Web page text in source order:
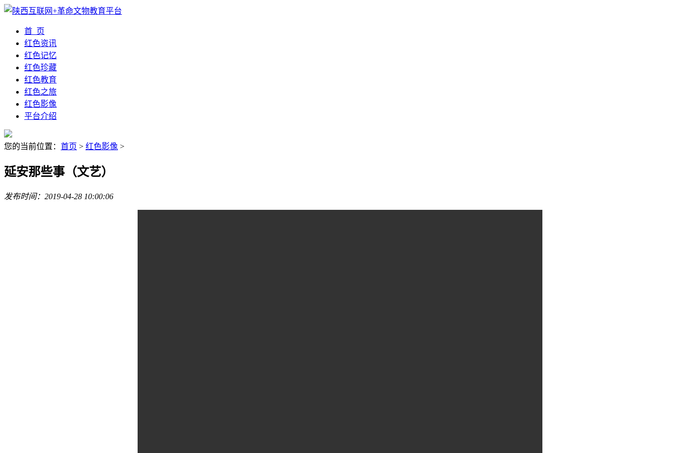
首 页
红色资讯
红色记忆
红色珍藏
红色教育
红色之旅
红色影像
平台介绍
您的当前位置： 首页 > 红色影像 >
延安那些事（文艺）
发布时间：2019-04-28 10:00:06